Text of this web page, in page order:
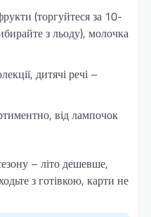
(торгуйтеся за 10-
з льоду), молочка
дитячі речі –
від лампочок
– літо дешевше,
з готівкою, карти не